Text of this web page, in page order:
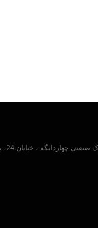
، خیابان 24، بلوار صنایع جنوبی ، پلاک 30